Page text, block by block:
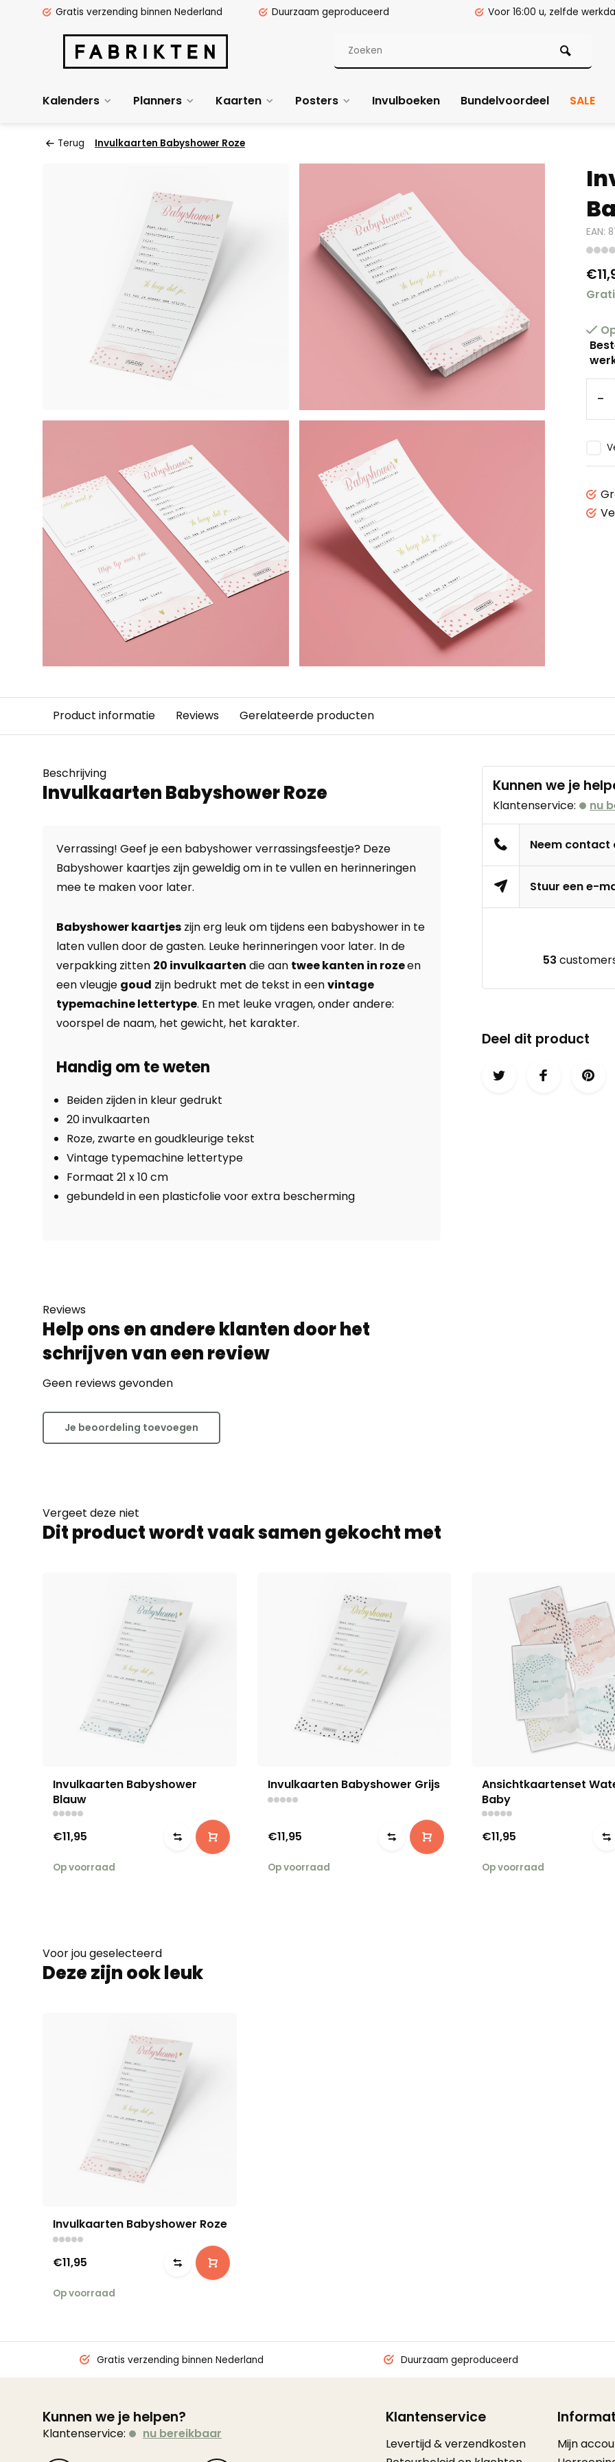
Gratis verzending binnen Nederland Duurzaam geproduceerd Voor 16:00 u, zelfde
Kalenders Planners Kaarten Posters Invulboeken Bundelvoordeel SALE
Terug Invulkaarten Babyshower Roze
EAN:
-
Product informatie Reviews Gerelateerde producten
Beschrijving
Invulkaarten Babyshower Roze
Verrassing! Geef je een babyshower verrassingsfeestje? Deze
Babyshower kaartjes zijn geweldig om in te vullen en herinneringen
mee te maken voor later.
Babyshower kaartjes zijn erg leuk om tijdens een babyshower in te
laten vullen door de gasten. Leuke herinneringen voor later. In de
verpakking zitten 20 invulkaarten die aan twee kanten in rozeen
een vleugje goud zijn bedrukt met de tekst in eenvintage
typemachine lettertype. En met leuke vragen, onder andere:
voorspel de naam, het gewicht, het karakter.
Handig om te weten
Beiden zijden in kleur gedrukt
20 invulkaarten
Roze, zwarte en goudkleurige tekst
Vintage typemachine lettertype
Formaat 21 x 10 cm
gebundeld in een plasticfolie voor extra bescherming
Kunnen we je
Klantenservice: nu
Neem contact
Stuur een e-
53
Deel dit product
Reviews
Help ons en andere klanten door het
schrijven van een review
Geen reviews gevonden
Je beoordeling toevoegen
Vergeet deze niet
Dit product wordt vaak samen gekocht met
Invulkaarten Babyshower
Blauw
€11,95
Op voorraad
Invulkaarten Babyshower Grijs
€11,95
Op voorraad
Ansichtkaartenset
Baby
€11,95
Op voorraad
Voor jou geselecteerd
Deze zijn ook leuk
Invulkaarten Babyshower Roze
€11,95
Op voorraad
Gratis verzending binnen Nederland Duurzaam geproduceerd
Kunnen we je helpen?
Klantenservice: nu bereikbaar
Klantenservice
Levertijd & verzendkosten
Mijn